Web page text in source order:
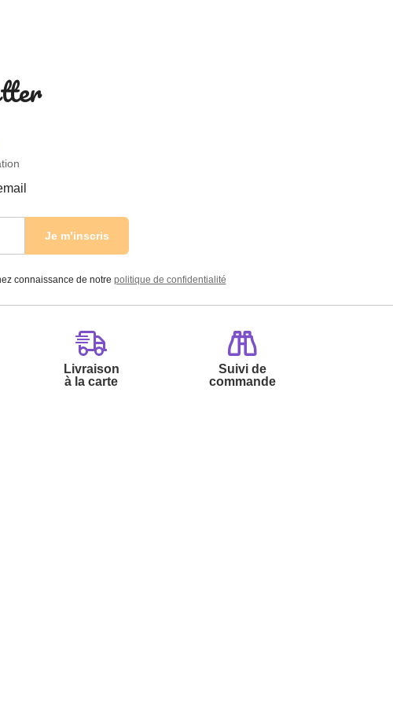
Je m’inscris
connaissance de notre politique de confidentialité
Livraison
à la carte
Suivi de
commande